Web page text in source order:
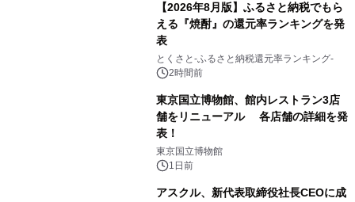
【2026年8月版】ふるさと納税でもら
える『焼酎』の還元率ランキングを発
表
とくさと-ふるさと納税還元率ランキング-
2時間前
東京国立博物館、館内レストラン3店
舗をリニューアル 各店舗の詳細を発
表！
東京国立博物館
1日前
アスクル、新代表取締役社長CEOに成